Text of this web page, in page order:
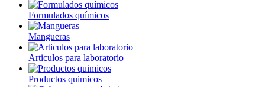
Formulados químicos
Mangueras
Articulos para laboratorio
Productos quimicos